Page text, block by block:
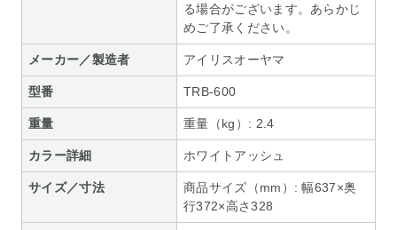
る場合がございます。あらかじ
めご了承ください。
メーカー／製造者 アイリスオーヤマ
型番 TRB-600
重量 重量（kg）: 2.4
カラー詳細 ホワイトアッシュ
サイズ／寸法
商品サイズ（mm）: 幅637×奥
行372×高さ328